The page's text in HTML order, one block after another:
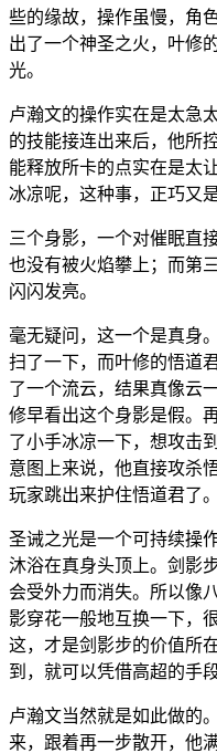
些的缘故，操作虽慢，角
出了一个神圣之火，叶修
光。
卢瀚文的操作实在是太急
的技能接连出来后，他所
能释放所卡的点实在是太
冰凉呢，这种事，正巧又
三个身影，一个对催眠直
也没有被火焰攀上；而第
闪闪发亮。
毫无疑问，这一个是真身
扫了一下，而叶修的悟道
了一个流云，结果真像云
修早看出这个身影是假。
了小手冰凉一下，想攻击
意图上来说，他直接攻杀
玩家跳出来护住悟道君了。
圣诫之光是一个可持续操
沐浴在真身头顶上。剑影
会受外力而消失。所以像
影穿花一般地互换一下，
这，才是剑影步的价值所
到，就可以凭借高超的手
卢瀚文当然就是如此做的
来，跟着再一步散开，他